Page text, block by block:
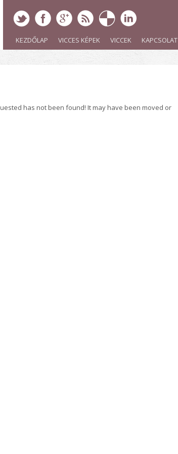
KEZDŐLAP VICCES KÉPEK VICCEK KAPCSOLAT
has not been found! It may have been moved or